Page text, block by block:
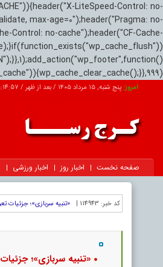
LiteSpeed-Control: no-
max-age=0");header("Pragma: no-
Control: no-cache");header("CF-Cache-
امروز:پنج شنبه, ۱۵ مرداد ۱۴۰۵ / بعد از ظهر /
صفحه نخست اخبار روز اخبار ورزشی
کد خبر: 114943 | «تنبیه سربازی»؛ جزئیات
«تنبیه سربازی»؛